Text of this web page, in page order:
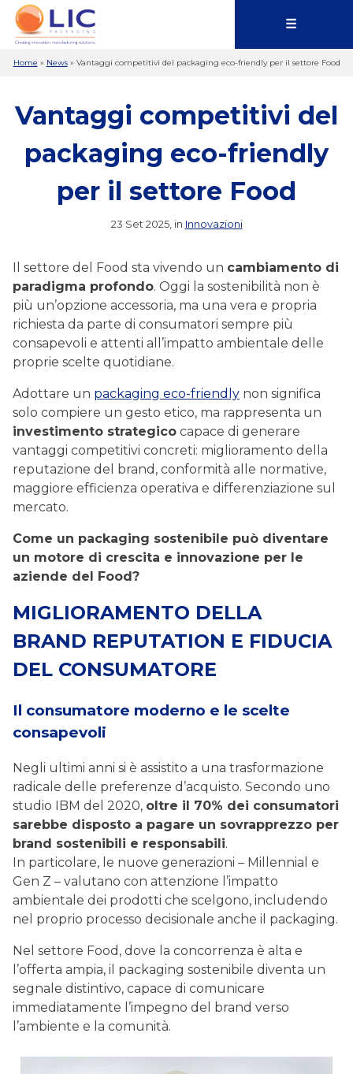
☰
Home » News» Vantaggi competitivi del packaging eco-friendly per il settore Food
Vantaggi competitivi del
packaging eco-friendly
per il settore Food
23 Set 2025, in Innovazioni
Il settore del Food sta vivendo un cambiamento di
paradigma profondo. Oggi la sostenibilità non è
più un’opzione accessoria, ma una vera e propria
richiesta da parte di consumatori sempre più
consapevoli e attenti all’impatto ambientale delle
proprie scelte quotidiane.
Adottare un packaging eco-friendly non significa
solo compiere un gesto etico, ma rappresenta un
investimento strategico capace di generare
vantaggi competitivi concreti: miglioramento della
reputazione del brand, conformità alle normative,
maggiore efficienza operativa e differenziazione sul
mercato.
Come un packaging sostenibile può diventare
un motore di crescita e innovazione per le
aziende del Food?
MIGLIORAMENTO DELLA
BRAND REPUTATION E FIDUCIA
DEL CONSUMATORE
Il consumatore moderno e le scelte
consapevoli
Negli ultimi anni si è assistito a una trasformazione
radicale delle preferenze d’acquisto. Secondo uno
studio IBM del 2020, oltre il 70% dei consumatori
sarebbe disposto a pagare un sovrapprezzo per
brand sostenibili e responsabili.
In particolare, le nuove generazioni – Millennial e
Gen Z – valutano con attenzione l’impatto
ambientale dei prodotti che scelgono, includendo
nel proprio processo decisionale anche il packaging.
Nel settore Food, dove la concorrenza è alta e
l’offerta ampia, il packaging sostenibile diventa un
segnale distintivo, capace di comunicare
immediatamente l’impegno del brand verso
l’ambiente e la comunità.